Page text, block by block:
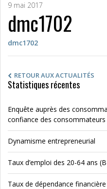
9 mai 2017
dmc1702
dmc1702
RETOUR AUX ACTUALITÉS
Statistiques récentes
Enquête auprès des
confiance des consommateurs
Dynamisme entrepreneurial
Taux d’emploi des 20-64 ans
Taux de dépendance